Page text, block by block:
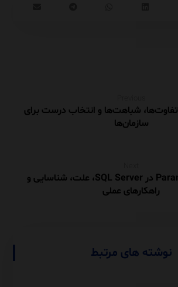
ITIL vs COBIT تفاوت‌ها، شباهت‌ها و انتخاب درست برای
سازمان‌ها
Parameter Sniffing در SQL Server، علت، شناسایی و
راهکارهای عملی
نوشته های مرتبط